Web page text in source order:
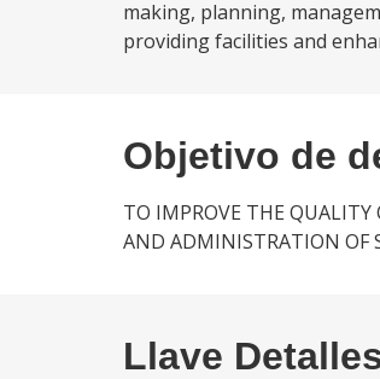
making, planning,
providing facilities and
Objetivo de
TO IMPROVE THE
AND ADMINISTRATION OF
Llave